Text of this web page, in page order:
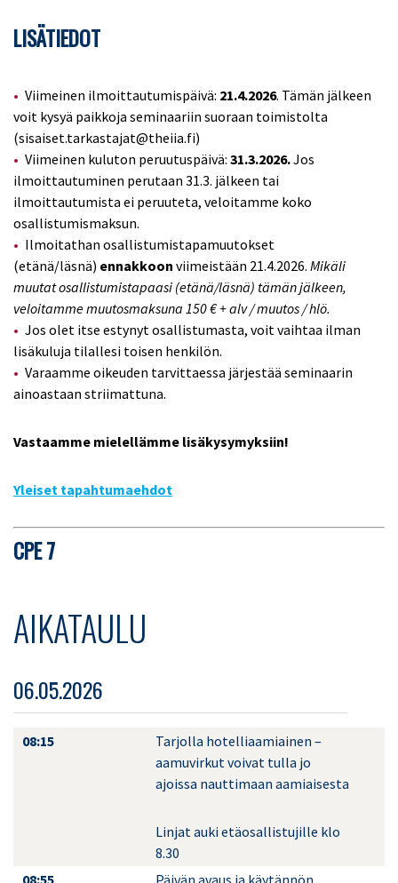
LISÄTIEDOT
Viimeinen ilmoittautumispäivä: 21.4.2026. Tämän jälkeen
voit kysyä paikkoja seminaariin suoraan toimistolta
(sisaiset.tarkastajat@theiia.fi)
Viimeinen kuluton peruutuspäivä: 31.3.2026.Jos
ilmoittautuminen perutaan 31.3. jälkeen tai
ilmoittautumista ei peruuteta, veloitamme koko
osallistumismaksun.
Ilmoitathan osallistumistapamuutokset
(etänä/läsnä) ennakkoon viimeistään 21.4.2026. Mikäli
muutat osallistumistapaasi (etänä/läsnä) tämän jälkeen,
veloitamme muutosmaksuna 150 € + alv / muutos / hlö.
Jos olet itse estynyt osallistumasta, voit vaihtaa ilman
lisäkuluja tilallesi toisen henkilön.
Varaamme oikeuden tarvittaessa järjestää seminaarin
ainoastaan striimattuna.
Vastaamme mielellämme lisäkysymyksiin!
Yleiset tapahtumaehdot
CPE 7
AIKATAULU
06.05.2026
08:15
Tarjolla hotelliaamiainen –
aamuvirkut voivat tulla jo
ajoissa nauttimaan aamiaisesta
Linjat auki etäosallistujille klo
8.30